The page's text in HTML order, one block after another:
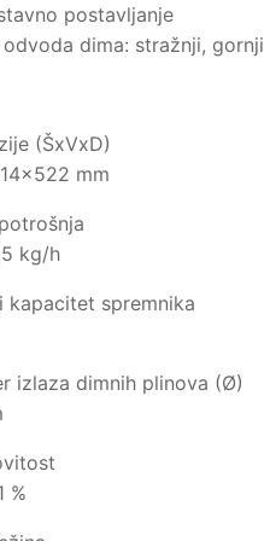
postavljanje
odvoda dima: stražnji, gornji
(ŠxVxD)
mm
kg/h
kapacitet spremnika
izlaza dimnih plinova (Ø)
%